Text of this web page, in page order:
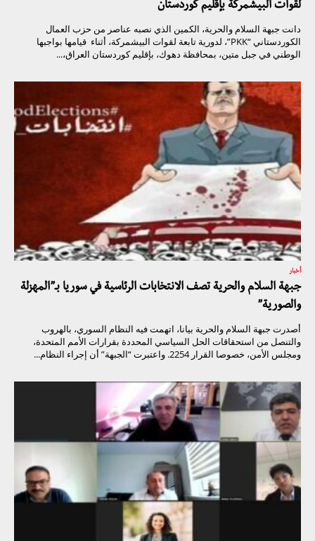
لقوات البيشمركة بإقليم كوردستان
دانت جبهة السلام والحرية، الكمين الذي نصبه عناصر من حزب العمال
الكوردستاني “PKK”، لدورية تابعة لقوات البيشمركة، أثناء قيامها بواجبها
الوطني في جبل متين، بمحافظة دهوك، بإقليم كوردستان العراق،...
أخبار
جبهة السلام والحرية تصف الانتخابات الرئاسية في سوريا بـ”المهزلة
والصورية”
أصدرت جبهة السلام والحرية بيانا، اتهمت فيه النظام السوري، بالهروب
والتنصل من استحقاقات الحل السياسي المحددة بقرارات الأمم المتحدة،
ومجلس الأمن، خصوصا القرار 2254. واعتبرت “الجبهة” أن إجراء النظام...